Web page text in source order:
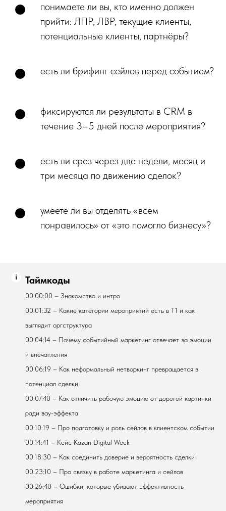
понимаете ли вы, кто именно должен
прийти: ЛПР, ЛВР, текущие клиенты,
потенциальные клиенты, партнёры?
есть ли брифинг сейлов перед событием?
фиксируются ли результаты в CRM в
течение 3–5 дней после мероприятия?
есть ли срез через две недели, месяц и
три месяца по движению сделок?
умеете ли вы отделять «всем
понравилось» от «это помогло бизнесу»?
Таймкоды
00:00:00 – Знакомство и интро
00:01:32 – Какие категории мероприятий есть в Т1 и как
выглядит оргструктура
00:04:14 – Почему событийный маркетинг отвечает за эмоции
и впечатления
00:06:19 – Как неформальный нетворкинг превращается в
потенциал сделки
00:07:40 – Как отличить рабочую эмоцию от дорогой картинки
ради вау-эффекта
00:10:19 – Про подготовку и роль сейлов в клиентском событии
00:14:41 – Кейс Kazan Digital Week
00:18:30 – Как соединить доверие и вероятность сделки
00:23:10 – Про связку в работе маркетинга и сейлов
00:26:40 – Ошибки, которые убивают эффективность
мероприятия